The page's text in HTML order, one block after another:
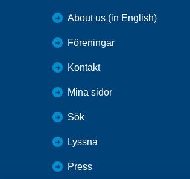
About us (in English)
Föreningar
Kontakt
Mina sidor
Sök
Lyssna
Press